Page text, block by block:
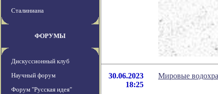
Сталиниана
ФОРУМЫ
Дискуссионный клуб
Научный форум
Форум "Русская идея"
30.06.2023
18:25
Мировые